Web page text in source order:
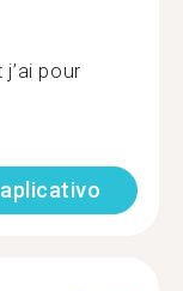
pour